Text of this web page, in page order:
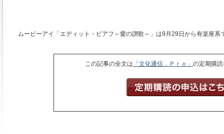
ムービーアイ「エディット・ピアフ～愛の讃歌～」は9月29日から有楽座
この記事の全文は 「文化通信．Ｐｒｏ」の定期購